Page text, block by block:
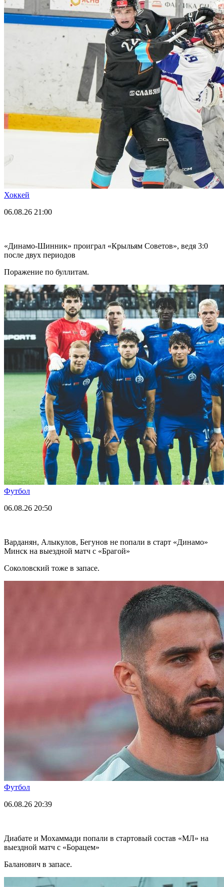
Хоккей
06.08.26 21:00
«Динамо-Шинник» проиграл «Крыльям Советов», ведя 3:0
после двух периодов
Поражение по буллитам.
Футбол
06.08.26 20:50
Варданян, Алыкулов, Бегунов не попали в старт «Динамо»
Минск на выездной матч с «Брагой»
Соколовский тоже в запасе.
Футбол
06.08.26 20:39
Диабате и Мохаммади попали в стартовый состав «МЛ» на
выездной матч с «Борацем»
Баланович в запасе.